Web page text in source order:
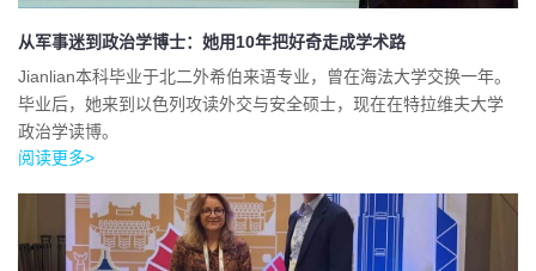
从军事迷到政治学博士：她用10年把好奇走成学术路
Jianlian本科毕业于北二外希伯来语专业，曾在海法大学交换一年。
毕业后，她来到以色列攻读外交与安全硕士，现在在特拉维夫大学
政治学读博。
阅读更多>